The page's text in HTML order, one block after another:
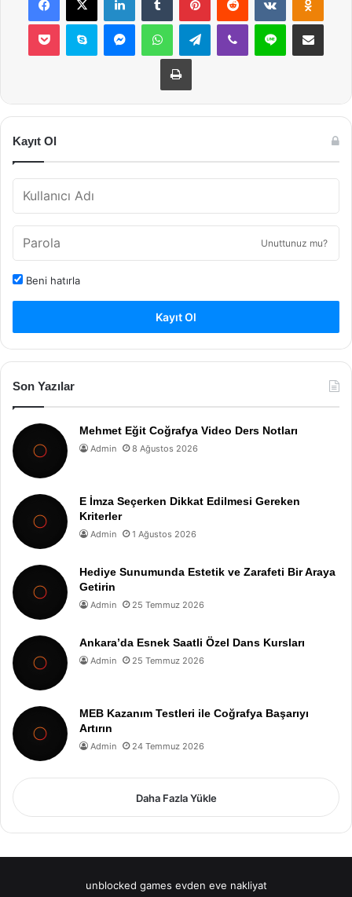
Pocket Skype MessengerWhatsAppTelegramViber Line E-Posta ile
Yazdır
Kayıt Ol
Unuttunuz mu?
Beni hatırla
Kayıt Ol
Son Yazılar
Mehmet Eğit Coğrafya Video Ders Notları
Admin 8 Ağustos 2026
E İmza Seçerken Dikkat Edilmesi Gereken
Kriterler
Admin 1 Ağustos 2026
Hediye Sunumunda Estetik ve Zarafeti Bir Araya
Getirin
Admin 25 Temmuz 2026
Ankara’da Esnek Saatli Özel Dans Kursları
Admin 25 Temmuz 2026
MEB Kazanım Testleri ile Coğrafya Başarıyı
Artırın
Admin 24 Temmuz 2026
Daha Fazla Yükle
unblocked games evden eve nakliyat